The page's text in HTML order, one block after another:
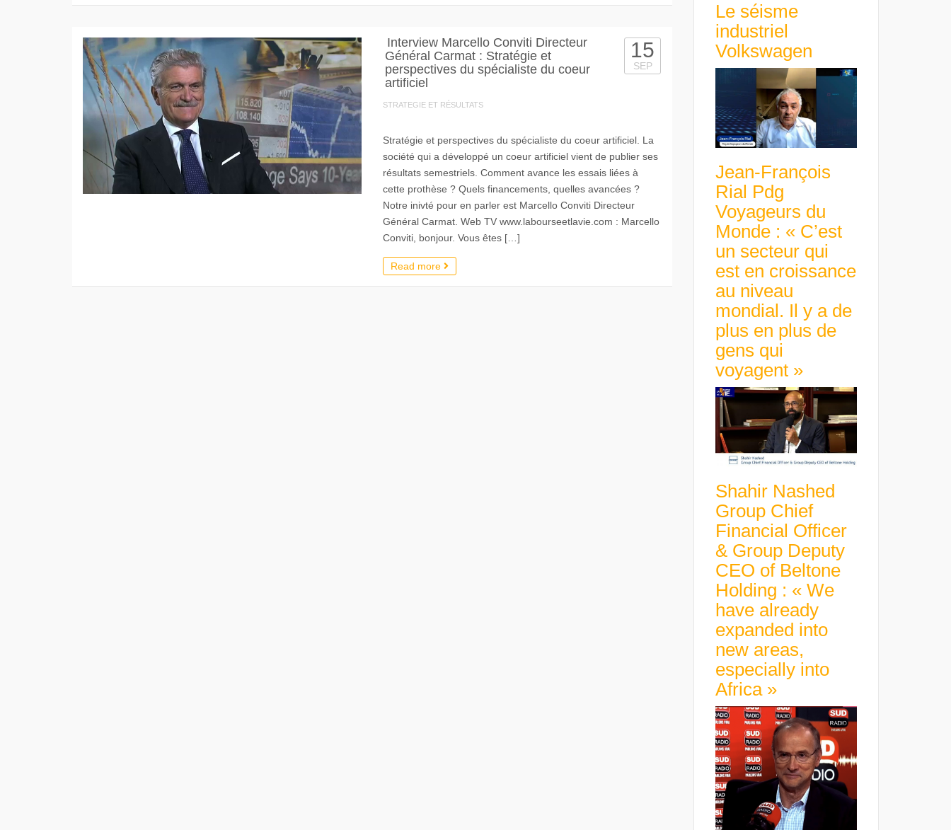
Interview Marcello Conviti Directeur
Général Carmat : Stratégie et
perspectives du spécialiste du coeur
artificiel
STRATEGIE ET RÉSULTATS
15
SEP
Stratégie et perspectives du spécialiste du coeur artificiel. La
société qui a développé un coeur artificiel vient de publier ses
résultats semestriels. Comment avance les essais liées à
cette prothèse ? Quels financements, quelles avancées ?
Notre inivté pour en parler est Marcello Conviti Directeur
Général Carmat. Web TV www.labourseetlavie.com : Marcello
Conviti, bonjour. Vous êtes […]
Read more
Le séisme
industriel
Volkswagen
Jean-François
Rial Pdg
Voyageurs du
Monde : « C’est
un secteur qui
est en croissance
au niveau
mondial. Il y a de
plus en plus de
gens qui
voyagent »
Shahir Nashed
Group Chief
Financial Officer
& Group Deputy
CEO of Beltone
Holding : « We
have already
expanded into
new areas,
especially into
Africa »